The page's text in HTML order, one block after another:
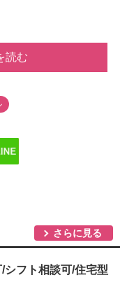
読む
さらに見る
シフト相談可/住宅型